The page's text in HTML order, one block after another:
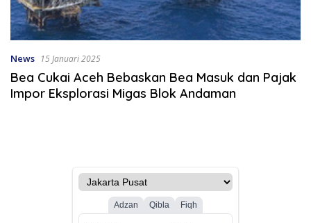
News 15 Januari 2025
Bea Cukai Aceh Bebaskan Bea Masuk dan Pajak
Impor Eksplorasi Migas Blok Andaman